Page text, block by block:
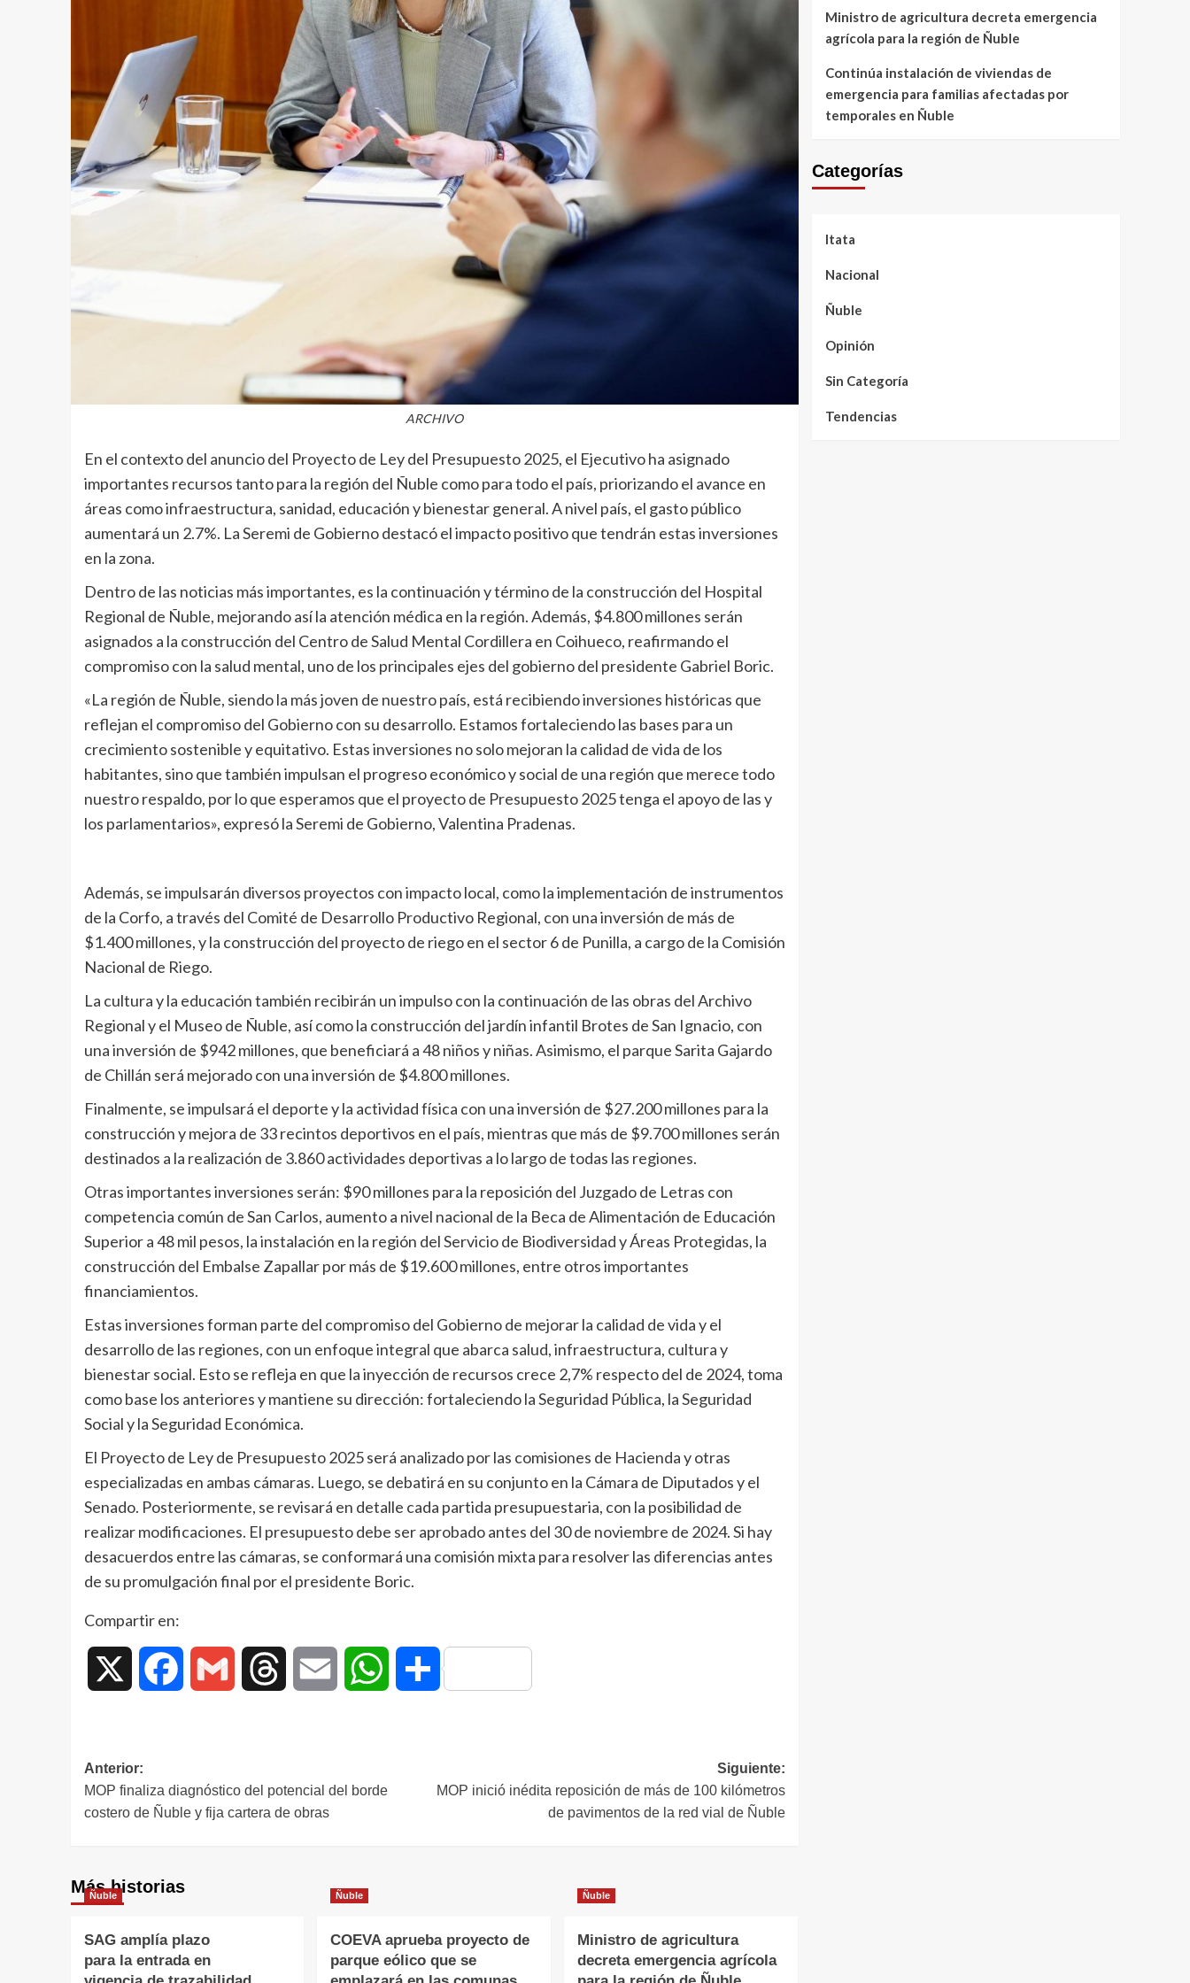
ARCHIVO
En el contexto del anuncio del Proyecto de Ley del Presupuesto 2025, el Ejecutivo ha asignado
importantes recursos tanto para la región del Ñuble como para todo el país, priorizando el avance en
áreas como infraestructura, sanidad, educación y bienestar general. A nivel país, el gasto público
aumentará un 2.7%. La Seremi de Gobierno destacó el impacto positivo que tendrán estas inversiones
en la zona.
Dentro de las noticias más importantes, es la continuación y término de la construcción del Hospital
Regional de Ñuble, mejorando así la atención médica en la región. Además, $4.800 millones serán
asignados a la construcción del Centro de Salud Mental Cordillera en Coihueco, reafirmando el
compromiso con la salud mental, uno de los principales ejes del gobierno del presidente Gabriel Boric.
«La región de Ñuble, siendo la más joven de nuestro país, está recibiendo inversiones históricas que
reflejan el compromiso del Gobierno con su desarrollo. Estamos fortaleciendo las bases para un
crecimiento sostenible y equitativo. Estas inversiones no solo mejoran la calidad de vida de los
habitantes, sino que también impulsan el progreso económico y social de una región que merece todo
nuestro respaldo, por lo que esperamos que el proyecto de Presupuesto 2025 tenga el apoyo de las y
los parlamentarios», expresó la Seremi de Gobierno, Valentina Pradenas.
Además, se impulsarán diversos proyectos con impacto local, como la implementación de instrumentos
de la Corfo, a través del Comité de Desarrollo Productivo Regional, con una inversión de más de
$1.400 millones, y la construcción del proyecto de riego en el sector 6 de Punilla, a cargo de la Comisión
Nacional de Riego.
La cultura y la educación también recibirán un impulso con la continuación de las obras del Archivo
Regional y el Museo de Ñuble, así como la construcción del jardín infantil Brotes de San Ignacio, con
una inversión de $942 millones, que beneficiará a 48 niños y niñas. Asimismo, el parque Sarita Gajardo
de Chillán será mejorado con una inversión de $4.800 millones.
Finalmente, se impulsará el deporte y la actividad física con una inversión de $27.200 millones para la
construcción y mejora de 33 recintos deportivos en el país, mientras que más de $9.700 millones serán
destinados a la realización de 3.860 actividades deportivas a lo largo de todas las regiones.
Otras importantes inversiones serán: $90 millones para la reposición del Juzgado de Letras con
competencia común de San Carlos, aumento a nivel nacional de la Beca de Alimentación de Educación
Superior a 48 mil pesos, la instalación en la región del Servicio de Biodiversidad y Áreas Protegidas, la
construcción del Embalse Zapallar por más de $19.600 millones, entre otros importantes
financiamientos.
Estas inversiones forman parte del compromiso del Gobierno de mejorar la calidad de vida y el
desarrollo de las regiones, con un enfoque integral que abarca salud, infraestructura, cultura y
bienestar social. Esto se refleja en que la inyección de recursos crece 2,7% respecto del de 2024, toma
como base los anteriores y mantiene su dirección: fortaleciendo la Seguridad Pública, la Seguridad
Social y la Seguridad Económica.
El Proyecto de Ley de Presupuesto 2025 será analizado por las comisiones de Hacienda y otras
especializadas en ambas cámaras. Luego, se debatirá en su conjunto en la Cámara de Diputados y el
Senado. Posteriormente, se revisará en detalle cada partida presupuestaria, con la posibilidad de
realizar modificaciones. El presupuesto debe ser aprobado antes del 30 de noviembre de 2024. Si hay
desacuerdos entre las cámaras, se conformará una comisión mixta para resolver las diferencias antes
de su promulgación final por el presidente Boric.
Compartir en:
Facebook Gmail Threads Email WhatsAppCompartir
Anterior:
MOP finaliza diagnóstico del potencial del borde
costero de Ñuble y fija cartera de obras
Siguiente:
MOP inició inédita reposición de más de 100 kilómetros
de pavimentos de la red vial de Ñuble
Más historias
Ñuble
SAG amplía plazo
para la entrada en
Ñuble
COEVA aprueba proyecto de
parque eólico que se
Ñuble
Ministro de agricultura
decreta emergencia agrícola
Ministro de agricultura decreta emergencia
agrícola para la región de Ñuble
Continúa instalación de viviendas de
emergencia para familias afectadas por
temporales en Ñuble
Categorías
Itata
Nacional
Ñuble
Opinión
Sin Categoría
Tendencias